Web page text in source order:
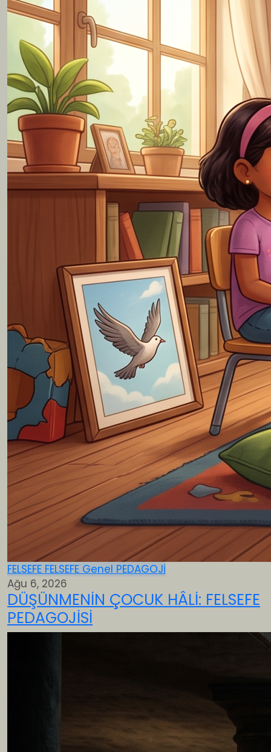
FELSEFE FELSEFE Genel PEDAGOJİ
Ağu 6, 2026
DÜŞÜNMENİN ÇOCUK HÂLİ: FELSEFE
PEDAGOJİSİ